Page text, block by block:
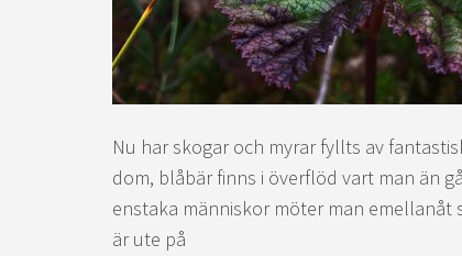
Nu har skogar och myrar fyllts av
dom, blåbär finns i överflöd vart man än
enstaka människor möter man
är ute på